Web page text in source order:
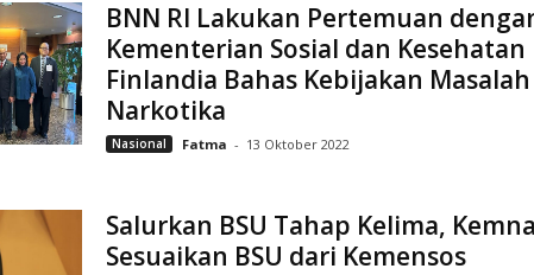
BNN RI Lakukan Pertemuan
Kementerian Sosial dan Kesehatan
Finlandia Bahas Kebijakan Masalah
Narkotika
Nasional Fatma - 13 Oktober 2022
Salurkan BSU Tahap Kelima,
Sesuaikan BSU dari Kemensos